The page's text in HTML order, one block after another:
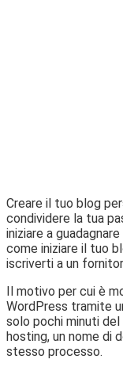
Creare il tuo blog
condividere la tua
iniziare a
come iniziare il tuo
iscriverti a un
Il motivo per cui è
WordPress tramite
solo pochi minuti
hosting, un nome di
stesso processo.